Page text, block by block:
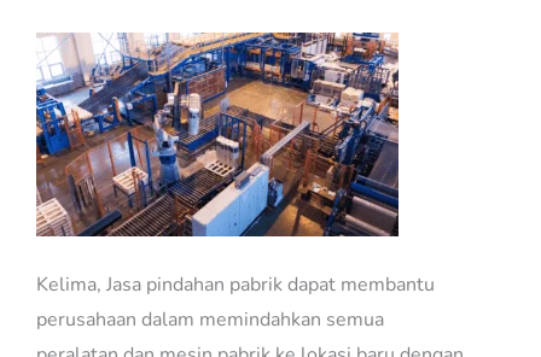
Kelima, Jasa pindahan pabrik dapat membantu
perusahaan dalam memindahkan semua